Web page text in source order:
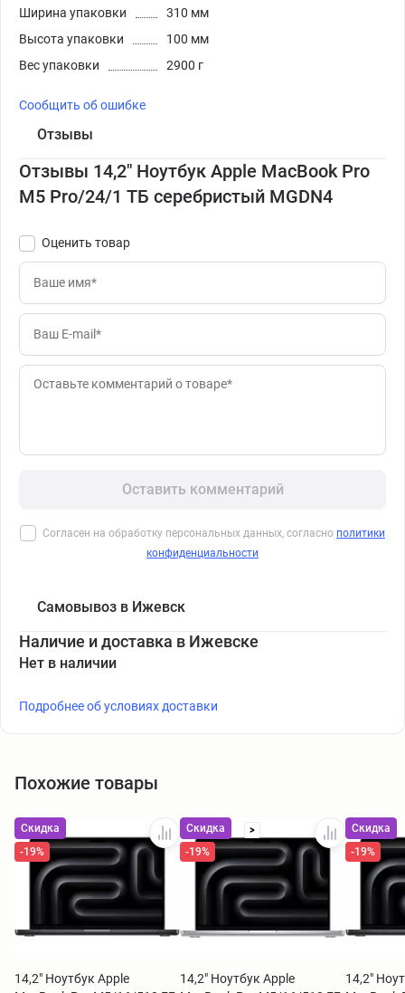
Ширина упаковки
310 мм
Высота упаковки
100 мм
Вес упаковки
2900 г
Сообщить об ошибке
Отзывы
Отзывы 14,2" Ноутбук Apple MacBook Pro
M5 Pro/24/1 ТБ серебристый MGDN4
Оценить товар
Оставить комментарий
Согласен на обработку персональных данных, согласно политики
конфиденциальности
Самовывоз в Ижевск
Наличие и доставка в Ижевске
Нет в наличии
Подробнее об условиях доставки
Похожие товары
Скидка
-19%
14,2" Ноутбук Apple
Скидка
>
-19%
14,2" Ноутбук Apple
Скидка
-19%
14,2"